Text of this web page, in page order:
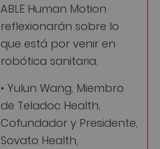
ABLE Human Motion
reflexionarán sobre lo
que está por venir en
robótica sanitaria.
• Yulun Wang, Miembro
de Teladoc Health,
Cofundador y Presidente,
Sovato Health,